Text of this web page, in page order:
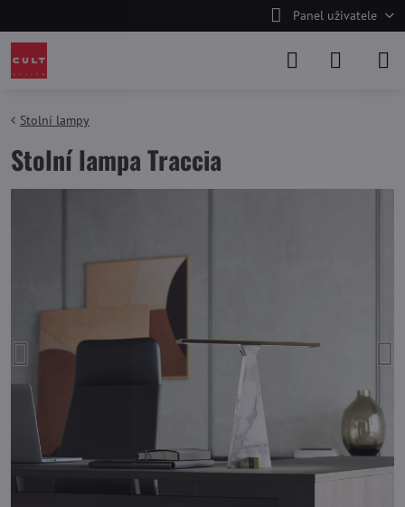
Panel uživatele
Stolní lampy
Stolní lampa Traccia